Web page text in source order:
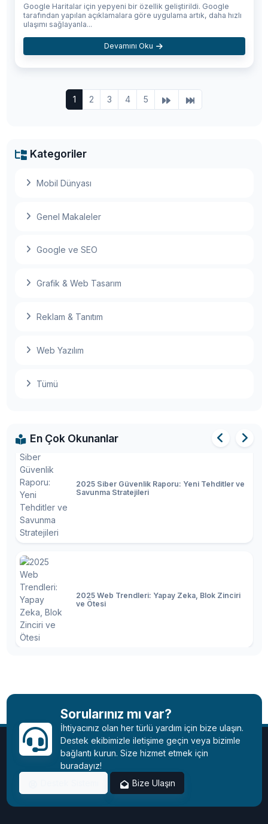
Google Haritalar için yepyeni bir özellik geliştirildi. Google
tarafından yapılan açıklamalara göre uygulama artık, daha hızlı
ulaşımı sağlayanla...
Devamını Oku
1 2 3 4 5
Kategoriler
Mobil Dünyası
Genel Makaleler
Google ve SEO
Grafik & Web Tasarım
Reklam & Tanıtım
Web Yazılım
Tümü
En Çok Okunanlar
testlerine başladı
2025 Siber Güvenlik Raporu: Yeni Tehditler ve
Savunma Stratejileri
2025 Web Trendleri: Yapay Zeka, Blok Zinciri
ve Ötesi
Yenilikler ve Gelecek
Instagram Açıldı!
Sorularınız mı var?
İhtiyacınız olan her türlü yardım için bize ulaşın.
Destek ekibimizle iletişime geçin veya bizimle
bağlantı kurun. Size hizmet etmek için
buradayız!
Bize Ulaşın